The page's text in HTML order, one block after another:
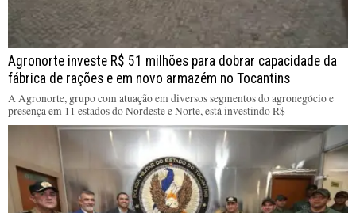
Agronorte investe R$ 51 milhões para dobrar capacidade da
fábrica de rações e em novo armazém no Tocantins
A Agronorte, grupo com atuação em diversos segmentos do agronegócio e
presença em 11 estados do Nordeste e Norte, está investindo R$